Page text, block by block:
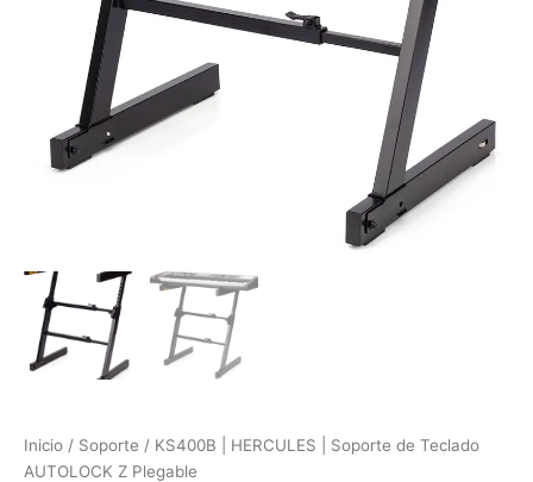
Inicio / Soporte / KS400B | HERCULES | Soporte de Teclado
AUTOLOCK Z Plegable